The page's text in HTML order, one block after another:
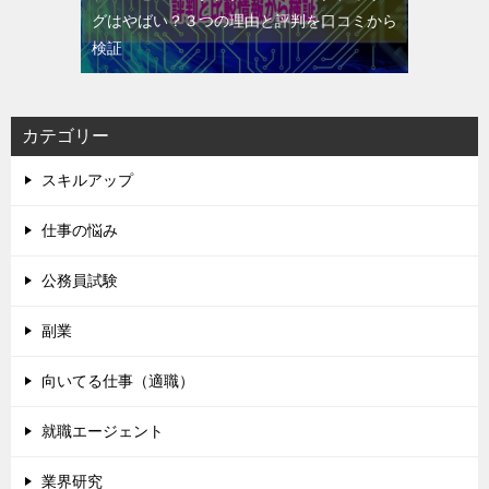
グはやばい？３つの理由と評判を口コミから
検証
カテゴリー
スキルアップ
仕事の悩み
公務員試験
副業
向いてる仕事（適職）
就職エージェント
業界研究